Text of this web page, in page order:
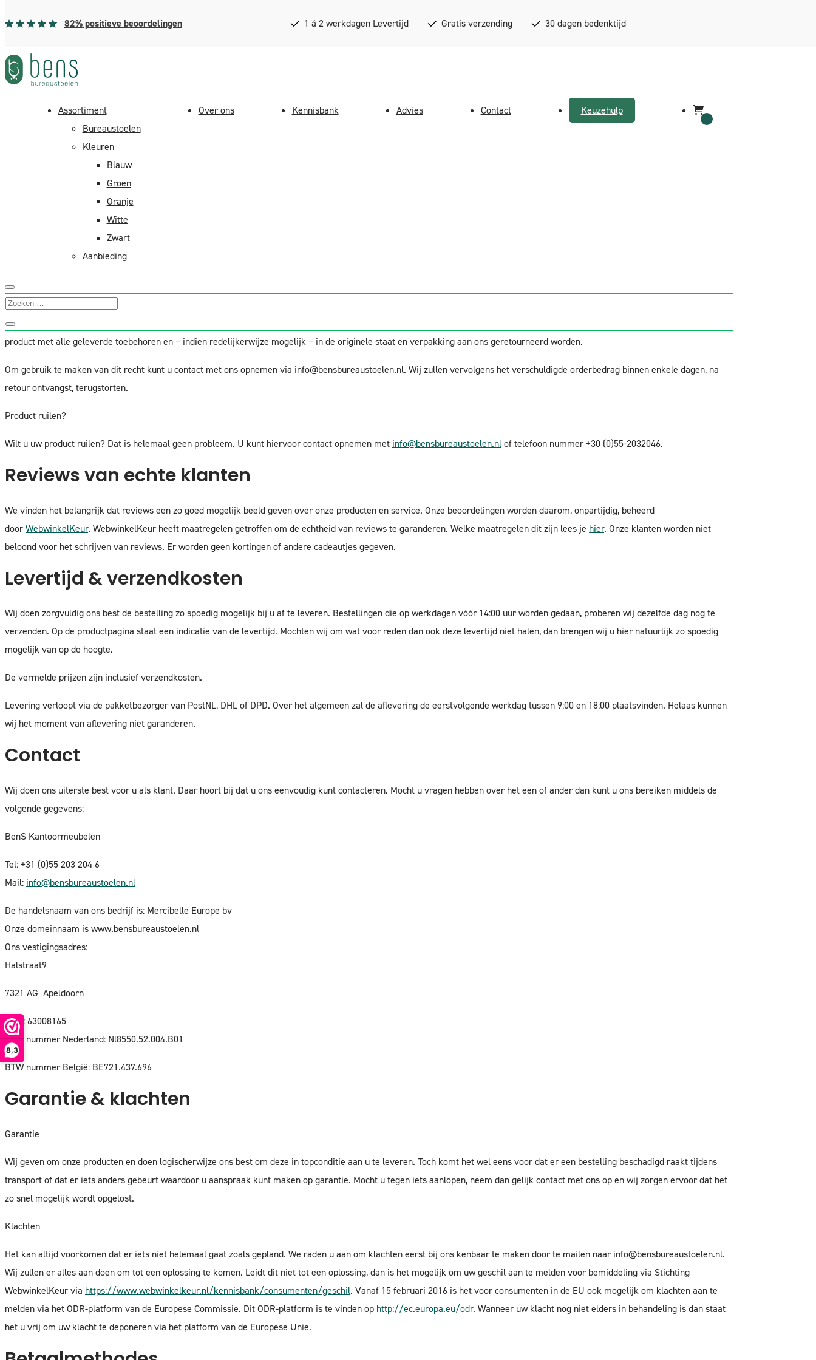
8,3
82% positieve beoordelingen 1 á 2 werkdagen Levertijd Gratis verzending 30 dagen bedenktijd
Assortiment
Bureaustoelen
Kleuren
Blauw
Groen
Oranje
Witte
Zwart
Aanbieding
Over ons Kennisbank Advies Contact
Keuzehulp
> Klantenservice
Klantenservice
Retourneren
dan het volledige orderbedrag inclusief verzendkosten gecrediteerd.
Neem hiervoor contact met ons op en we mailen u een retourlabel, waarmee u het product kosteloos kunt retourneren. Indien u gebruik maakt van uw herroepingsrecht, zal het
product met alle geleverde toebehoren en – indien redelijkerwijze mogelijk – in de originele staat en verpakking aan ons geretourneerd worden.
Om gebruik te maken van dit recht kunt u contact met ons opnemen via info@bensbureaustoelen.nl. Wij zullen vervolgens het verschuldigde orderbedrag binnen enkele dagen, na
retour ontvangst, terugstorten.
Product ruilen?
Wilt u uw product ruilen? Dat is helemaal geen probleem. U kunt hiervoor contact opnemen met info@bensbureaustoelen.nlof telefoon nummer +30 (0)55-2032046.
Reviews van echte klanten
We vinden het belangrijk dat reviews een zo goed mogelijk beeld geven over onze producten en service. Onze beoordelingen worden daarom, onpartijdig, beheerd
doorWebwinkelKeur. WebwinkelKeur heeft maatregelen getroffen om de echtheid van reviews te garanderen. Welke maatregelen dit zijn lees je hier. Onze klanten worden niet
beloond voor het schrijven van reviews. Er worden geen kortingen of andere cadeautjes gegeven.
Levertijd & verzendkosten
Wij doen zorgvuldig ons best de bestelling zo spoedig mogelijk bij u af te leveren. Bestellingen die op werkdagen vóór 14:00 uur worden gedaan, proberen wij dezelfde dag nog te
verzenden. Op de productpagina staat een indicatie van de levertijd. Mochten wij om wat voor reden dan ook deze levertijd niet halen, dan brengen wij u hier natuurlijk zo spoedig
mogelijk van op de hoogte.
De vermelde prijzen zijn inclusief verzendkosten.
Levering verloopt via de pakketbezorger van PostNL, DHL of DPD. Over het algemeen zal de aflevering de eerstvolgende werkdag tussen 9:00 en 18:00 plaatsvinden. Helaas kunnen
wij het moment van aflevering niet garanderen.
Contact
Wij doen ons uiterste best voor u als klant. Daar hoort bij dat u ons eenvoudig kunt contacteren. Mocht u vragen hebben over het een of ander dan kunt u ons bereiken middels de
volgende gegevens:
BenS Kantoormeubelen
Tel: +31 (0)55 203 204 6
Mail: info@bensbureaustoelen.nl
De handelsnaam van ons bedrijf is: Mercibelle Europe bv
Onze domeinnaam is www.bensbureaustoelen.nl
Ons vestigingsadres:
Halstraat9
7321 AG Apeldoorn
KVK: 63008165
BTW nummer Nederland: Nl8550.52.004.B01
BTW nummer België: BE721.437.696
Garantie & klachten
Garantie
Wij geven om onze producten en doen logischerwijze ons best om deze in topconditie aan u te leveren. Toch komt het wel eens voor dat er een bestelling beschadigd raakt tijdens
transport of dat er iets anders gebeurt waardoor u aanspraak kunt maken op garantie. Mocht u tegen iets aanlopen, neem dan gelijk contact met ons op en wij zorgen ervoor dat het
zo snel mogelijk wordt opgelost.
Klachten
Het kan altijd voorkomen dat er iets niet helemaal gaat zoals gepland. We raden u aan om klachten eerst bij ons kenbaar te maken door te mailen naarinfo@bensbureaustoelen.nl.
Wij zullen er alles aan doen om tot een oplossing te komen. Leidt dit niet tot een oplossing, dan is het mogelijk om uw geschil aan te melden voor bemiddeling via Stichting
WebwinkelKeur via https://www.webwinkelkeur.nl/kennisbank/consumenten/geschil. Vanaf 15 februari 2016 is het voor consumenten in de EU ook mogelijk om klachten aan te
melden via het ODR-platform van de Europese Commissie. Dit ODR-platform is te vinden op http://ec.europa.eu/odr. Wanneer uw klacht nog niet elders in behandeling is dan staat
het u vrij om uw klacht te deponeren via het platform van de Europese Unie.